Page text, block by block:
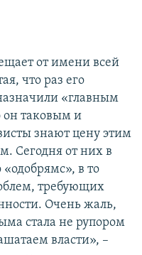
от имени всей
что раз его
«главным
таковым и
знают цену этим
Сегодня от них в
«одобрямс», в то
требующих
Очень жаль,
стала не рупором
власти», –